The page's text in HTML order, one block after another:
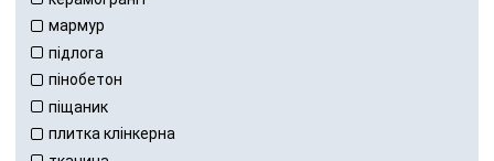
мармур
підлога
пінобетон
піщаник
плитка клінкерна